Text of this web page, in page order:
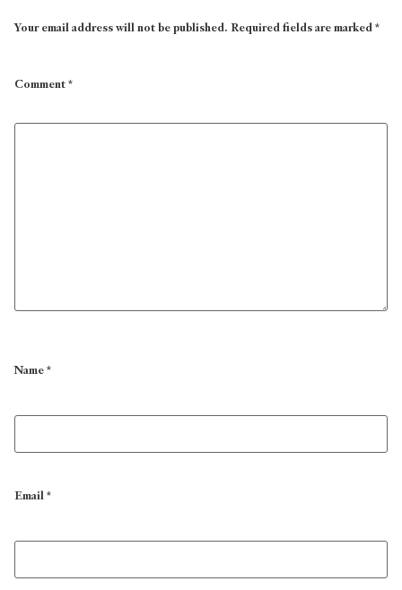
Your email address will not be published.Required fields are marked*
Comment*
Name*
Email*